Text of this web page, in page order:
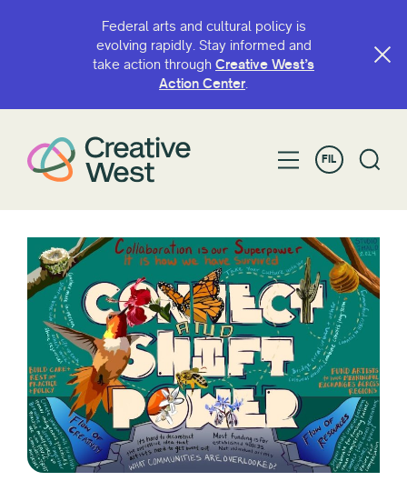
Federal arts and cultural policy is
evolving rapidly. Stay informed and
take action through Creative West’s
Action Center.
FIL